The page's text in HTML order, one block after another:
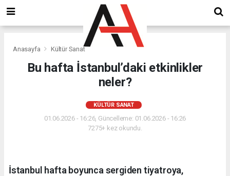
Anasayfa Kültür Sanat
Bu hafta İstanbul’daki etkinlikler
neler?
KÜLTÜR SANAT
01.06.2026 - 16:26, Güncelleme: 01.06.2026 - 16:26
7275+ kez okundu.
İstanbul hafta boyunca sergiden tiyatroya,